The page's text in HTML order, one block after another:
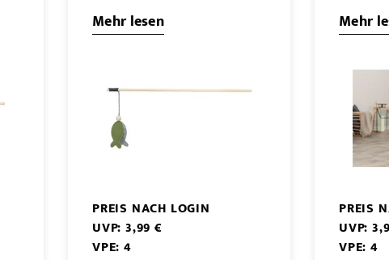
Mehr lesen
PREIS NACH LOGIN
UVP: 3,99 €
VPE: 4
Mehr
PREIS
UVP:
VPE: 4